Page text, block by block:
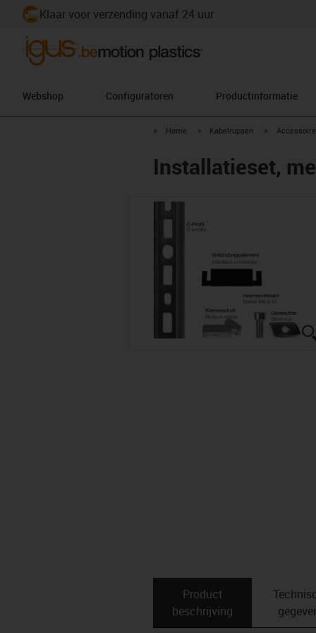
Klaar voor verzending vanaf 24 uur
Webshop Configuratoren Productinformatie
igus-icon-arrow-right
Home igus-icon-arrow-right
Kabelrupsen igus-icon-
Installatieset,
Product
beschrijving